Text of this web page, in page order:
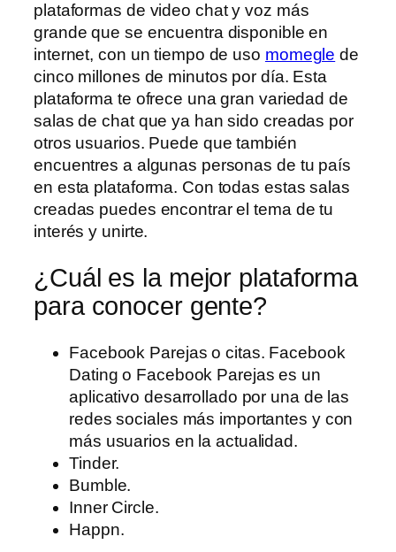
plataformas de video chat y voz más
grande que se encuentra disponible en
internet, con un tiempo de uso momegle de
cinco millones de minutos por día. Esta
plataforma te ofrece una gran variedad de
salas de chat que ya han sido creadas por
otros usuarios. Puede que también
encuentres a algunas personas de tu país
en esta plataforma. Con todas estas salas
creadas puedes encontrar el tema de tu
interés y unirte.
¿Cuál es la mejor plataforma
para conocer gente?
Facebook Parejas o citas. Facebook
Dating o Facebook Parejas es un
aplicativo desarrollado por una de las
redes sociales más importantes y con
más usuarios en la actualidad.
Tinder.
Bumble.
Inner Circle.
Happn.